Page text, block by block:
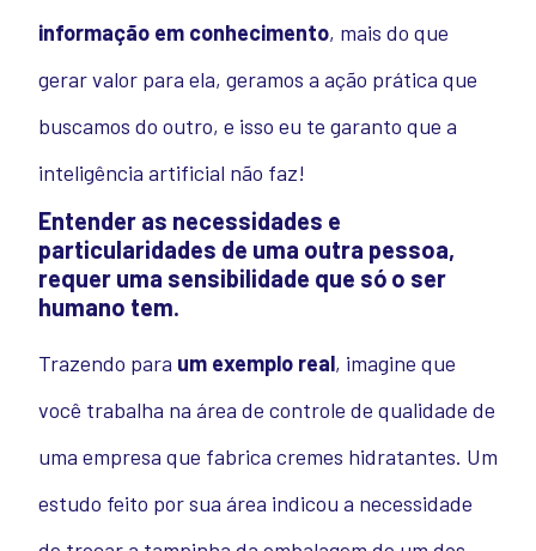
informação em conhecimento, mais do que
gerar valor para ela, geramos a ação prática que
buscamos do outro, e isso eu te garanto que a
inteligência artificial não faz!
Entender as necessidades e
particularidades de uma outra pessoa,
requer uma sensibilidade que só o ser
humano tem.
Trazendo para um exemplo real, imagine que
você trabalha na área de controle de qualidade de
uma empresa que fabrica cremes hidratantes. Um
estudo feito por sua área indicou a necessidade